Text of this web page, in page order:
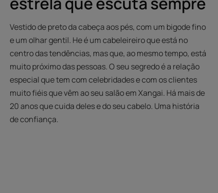
Vestido de preto da cabeça aos pés, com um bigode fino
e um olhar gentil. He é um cabeleireiro que está no
centro das tendências, mas que, ao mesmo tempo, está
muito próximo das pessoas. O seu segredo é a relação
especial que tem com celebridades e com os clientes
muito fiéis que vêm ao seu salão em Xangai. Há mais de
20 anos que cuida deles e do seu cabelo. Uma história
de confiança.